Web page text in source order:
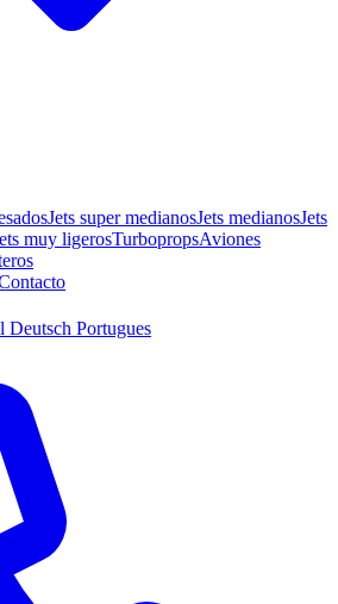
Jets super medianosJets medianosJets
muy ligerosTurbopropsAviones
Deutsch Portugues